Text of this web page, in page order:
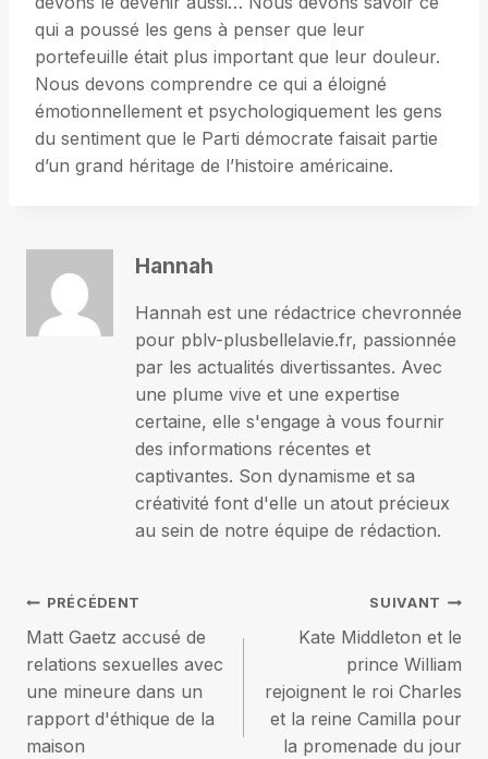
qui a poussé les gens à penser que leur
portefeuille était plus important que leur douleur.
Nous devons comprendre ce qui a éloigné
émotionnellement et psychologiquement les gens
du sentiment que le Parti démocrate faisait partie
d’un grand héritage de l’histoire américaine.
Hannah
Hannah est une rédactrice chevronnée
pour pblv-plusbellelavie.fr, passionnée
par les actualités divertissantes. Avec
une plume vive et une expertise
certaine, elle s'engage à vous fournir
des informations récentes et
captivantes. Son dynamisme et sa
créativité font d'elle un atout précieux
au sein de notre équipe de rédaction.
Navigation
de
l’article
PRÉCÉDENT
Matt Gaetz accusé de
relations sexuelles avec
une mineure dans un
rapport d'éthique de la
maison
SUIVANT
Kate Middleton et le
prince William
rejoignent le roi Charles
et la reine Camilla pour
la promenade du jour